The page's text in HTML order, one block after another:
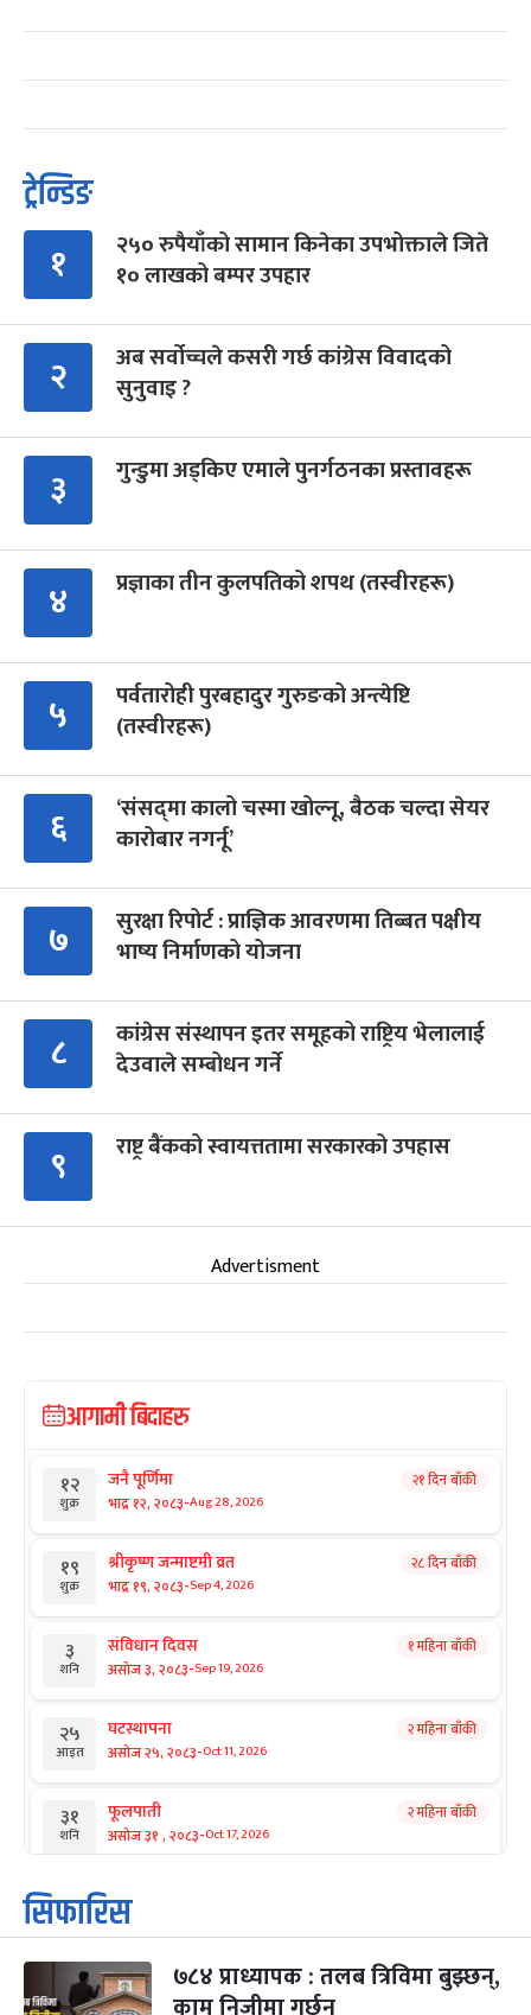
ट्रेन्डिङ
१
२५० रुपैयाँको सामान किनेका उपभोक्ताले जिते
१० लाखको बम्पर उपहार
२
अब सर्वोच्चले कसरी गर्छ कांग्रेस विवादको
सुनुवाइ ?
३ गुन्डुमा अड्किए एमाले पुनर्गठनका प्रस्तावहरू
४ प्रज्ञाका तीन कुलपतिको शपथ (तस्वीरहरू)
५
पर्वतारोही पुरबहादुर गुरुङको अन्त्येष्टि
(तस्वीरहरू)
६
‘संसद्‍मा कालो चस्मा खोल्नू, बैठक चल्दा सेयर
कारोबार नगर्नू’
७
सुरक्षा रिपोर्ट : प्राज्ञिक आवरणमा तिब्बत पक्षीय
भाष्य निर्माणको योजना
८
कांग्रेस संस्थापन इतर समूहको राष्ट्रिय भेलालाई
देउवाले सम्बोधन गर्ने
९ राष्ट्र बैंकको स्वायत्ततामा सरकारको उपहास
Advertisment
आगामी बिदाहरु
१२
शुक्र
जनै पूर्णिमा
भाद्र १२, २०८३-Aug 28, 2026
२१ दिन बाँकी
१९
शुक्र
श्रीकृष्ण जन्माष्टमी व्रत
भाद्र १९, २०८३-Sep 4, 2026
२८ दिन बाँकी
३
शनि
संविधान दिवस
असोज ३, २०८३-Sep 19, 2026
१ महिना बाँकी
२५
आइत
घटस्थापना
असोज २५, २०८३-Oct 11, 2026
२ महिना बाँकी
३१
शनि
फूलपाती
असोज ३१ , २०८३-Oct 17, 2026
२ महिना बाँकी
१
आइत
कार्तिक सङ्क्रान्ति
कार्तिक १, २०८३
३
मंगल
महानवमी
कार्तिक ३, २०८३-Oct 20, 2026
२ महिना बाँकी
सिफारिस
७८४ प्राध्यापक : तलब त्रिविमा बुझ्छन्,